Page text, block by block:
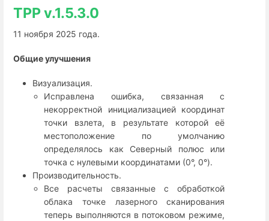
TPP v.1.5.3.0
11 ноября 2025 года.
Общие улучшения
Визуализация.
Исправлена ошибка, связанная с
некорректной инициализацией координат
точки взлета, в результате которой её
местоположение по умолчанию
определялось как Северный полюс или
точка с нулевыми координатами (0°, 0°).
Производительность.
Все расчеты связанные с обработкой
облака точке лазерного сканирования
теперь выполняются в потоковом режиме,